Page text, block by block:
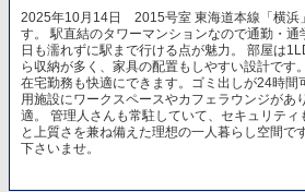
2025年10月14日 2015号室 東海道本線「横浜
す。 駅直結のタワーマンションなので通勤・
日も濡れずに駅まで行ける点が魅力。 部屋は
ら収納が多く、家具の配置もしやすい設計です
在宅勤務も快適にできます。ゴミ出しが24時間
用施設にワークスペースやカフェラウンジがあ
適。 管理人さんも常駐していて、セキュリティ
と上質さを兼ね備えた理想の一人暮らし空間で
下さいませ。